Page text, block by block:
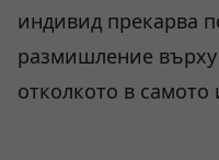
индивид прекарва
размишление
отколкото в